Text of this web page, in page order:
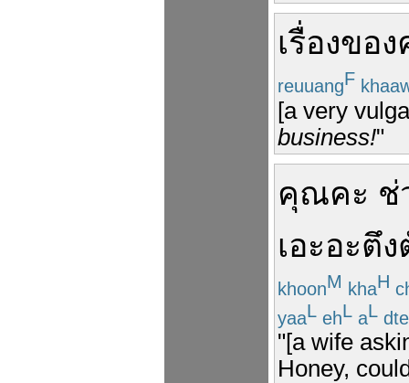
เรื่องของ
reuuangF
[a very
business!"
คุณคะ ช่
เอะอะตึง
khoonM khaH
yaaL ehL aL
"[a wife
Honey,